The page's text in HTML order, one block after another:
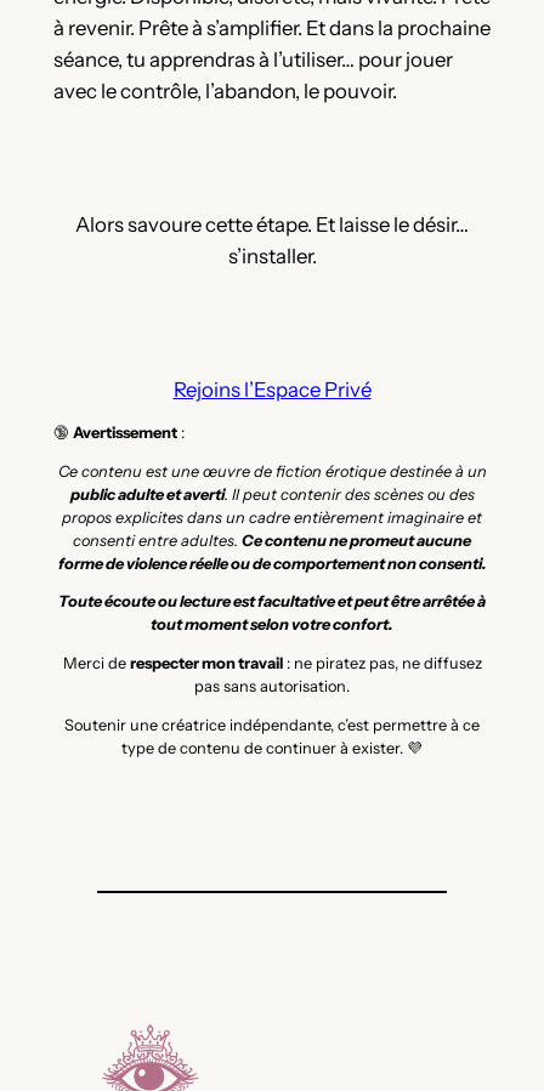
à revenir. Prête à s’amplifier. Et dans la prochaine
séance, tu apprendras à l’utiliser… pour jouer
avec le contrôle, l’abandon, le pouvoir.
Alors savoure cette étape. Et laisse le désir…
s’installer.
Rejoins l’Espace Privé
🔞 Avertissement:
Ce contenu est une œuvre de fiction érotique destinée à un
public adulte et averti. Il peut contenir des scènes ou des
propos explicites dans un cadre entièrement imaginaire et
consenti entre adultes. Ce contenu ne promeut aucune
forme de violence réelle ou de comportement non consenti.
Toute écoute ou lecture est facultative et peut être arrêtée à
tout moment selon votre confort.
Merci de respecter mon travail: ne piratez pas, ne diffusez
pas sans autorisation.
Soutenir une créatrice indépendante, c’est permettre à ce
type de contenu de continuer à exister. 💜